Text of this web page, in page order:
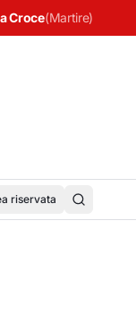
Croce(Martire)
riservata